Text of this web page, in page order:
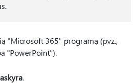
"Microsoft 365" programą (pvz.,
"PowerPoint").
.